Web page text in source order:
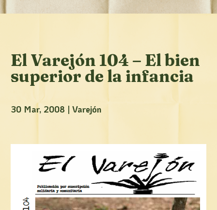
El Varejón 104 – El bien
superior de la infancia
30 Mar, 2008 |Varejón